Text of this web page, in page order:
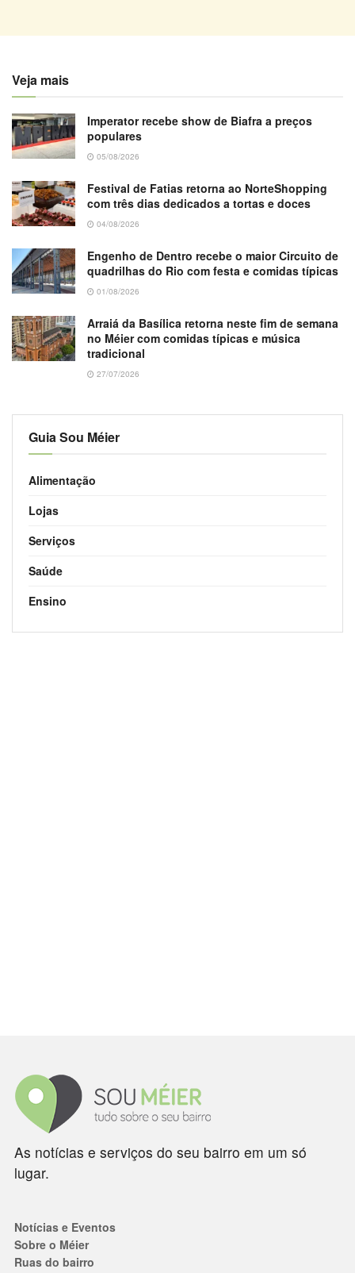
Veja mais
Imperator recebe show de Biafra a preços
populares
05/08/2026
Festival de Fatias retorna ao NorteShopping
com três dias dedicados a tortas e doces
04/08/2026
Engenho de Dentro recebe o maior Circuito de
quadrilhas do Rio com festa e comidas típicas
01/08/2026
Arraiá da Basílica retorna neste fim de semana
no Méier com comidas típicas e música
tradicional
27/07/2026
Guia Sou Méier
Alimentação
Lojas
Serviços
Saúde
Ensino
As notícias e serviços do seu bairro em um só
lugar.
Notícias e Eventos
Sobre o Méier
Ruas do bairro